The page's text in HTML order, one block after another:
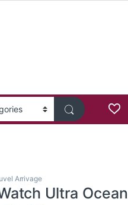
Arrivage
Ultra Ocean